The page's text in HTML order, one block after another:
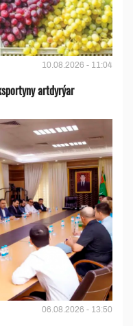
10.08.2026 - 11:04
artdyrýar
06.08.2026 - 13:50